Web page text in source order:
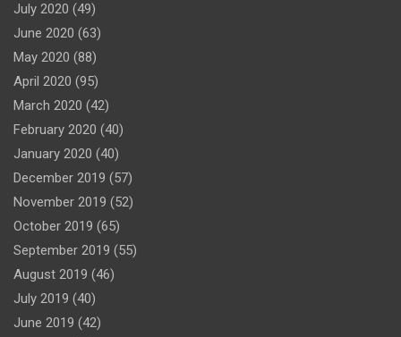
July 2020 (49)
June 2020 (63)
May 2020 (88)
April 2020 (95)
March 2020 (42)
February 2020 (40)
January 2020 (40)
December 2019 (57)
November 2019 (52)
October 2019 (65)
September 2019 (55)
August 2019 (46)
July 2019 (40)
June 2019 (42)